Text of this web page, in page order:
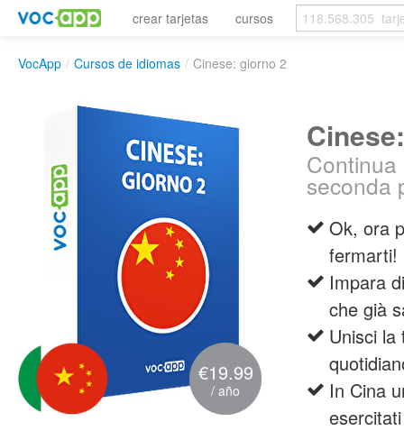
crear tarjetas cursos
VocApp / Cursos de idiomas / Cinese: giorno 2
€19.99
/ año
seconda
Ok, ora
fermarti!
Impara
che già
Unisci la
In Cina